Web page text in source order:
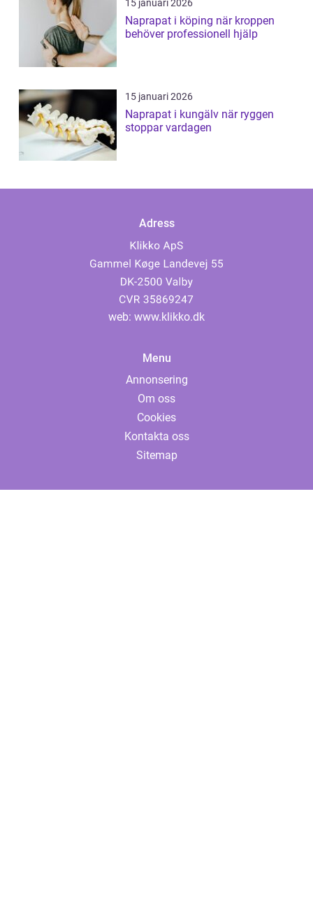
15 januari 2026
Naprapat i köping när kroppen
behöver professionell hjälp
15 januari 2026
Naprapat i kungälv när ryggen
stoppar vardagen
Adress
web: www.klikko.dk
Menu
Annonsering
Om oss
Cookies
Kontakta oss
Sitemap